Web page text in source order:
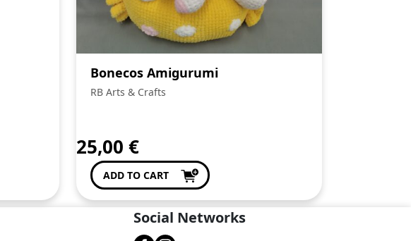
Bonecos Amigurumi
RB Arts & Crafts
25,00 €
ADD TO CART
Social Networks